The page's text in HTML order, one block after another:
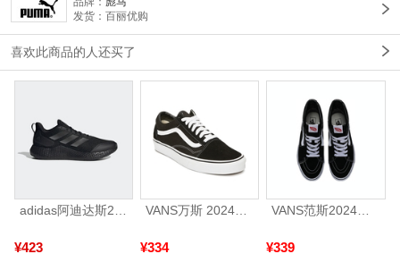
发货：百丽优购
喜欢此商品的人还买了
adidas阿迪达斯2025中性edge gamedaySPW FTW-跑步GW2499
¥423
VANS万斯 2024年新款中性OldSkool帆布鞋/硫化鞋VN000D3HY28（延续款）
¥334
VANS范斯2024中性SK8-HiCL帆布鞋/硫化鞋VN000D5IB8C
¥339